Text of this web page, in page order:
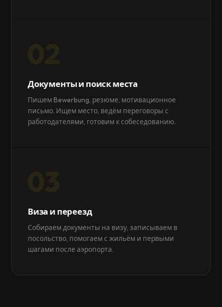
Документы и поиск места
Пишем Bewerbung, резюме, мотивационное
письмо. Ищем место, ведём переговоры с
работодателями, готовим к собеседованию.
Виза и переезд
Собираем документы на визу, записываем в
посольство, помогаем с жильём и первыми
шагами после аэропорта.